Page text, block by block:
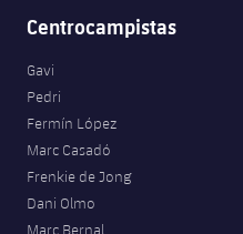
Centrocampistas
Gavi
Pedri
Fermín López
Marc Casadó
Frenkie de Jong
Dani Olmo
Marc Bernal